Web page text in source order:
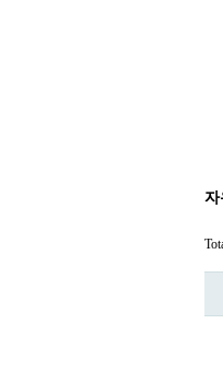
자